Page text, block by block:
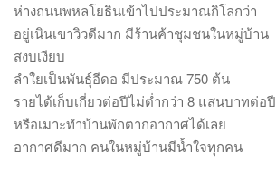
ห่างถนนพหลโยธินเข้าไปประมาณกิโลกว่า
อยู่เนินเขาวิวดีมาก มีร้านค้าชุมชนในหมู่บ้าน
สงบเงียบ
ลำใยเป็นพันธุ์อีดอ มีประมาณ 750 ต้น
รายได้เก็บเกี่ยวต่อปีไม่ต่ำกว่า 8 แสนบาทต่อปี
หรือเมาะทำบ้านพักตากอากาศได้เลย
อากาศดีมาก คนในหมู่บ้านมีน้ำใจทุกคน